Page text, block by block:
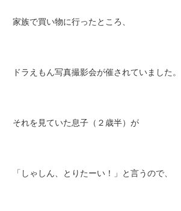
家族で買い物に行ったところ、
ドラえもん写真撮影会が催されていました。
それを見ていた息子（２歳半）が
「しゃしん、とりたーい！」と言うので、